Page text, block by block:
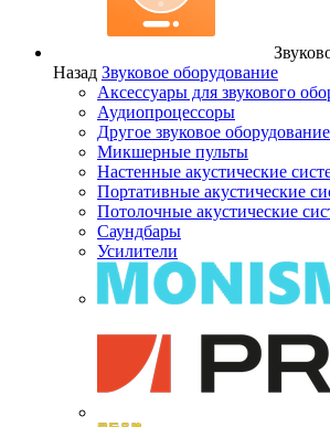
Назад Звуковое оборудование
Аксессуары для звукового
Аудиопроцессоры
Другое звуковое оборудование
Микшерные пульты
Настенные акустические
Портативные акустические
Потолочные акустические
Саундбары
Усилители